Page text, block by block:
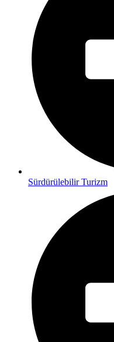
Sürdürülebilir Turizm